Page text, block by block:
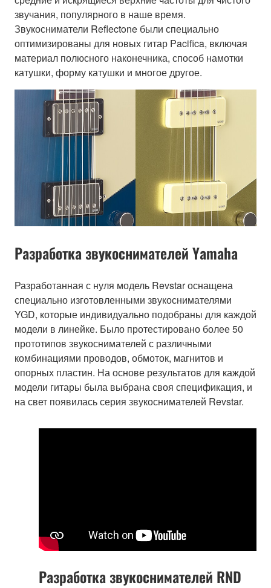
звучания, популярного в наше время.
Звукосниматели Reflectone были специально
оптимизированы для новых гитар Pacifica, включая
материал полюсного наконечника, способ намотки
катушки, форму катушки и многое другое.
Разработка звукоснимателей Yamaha
Разработанная с нуля модель Revstar оснащена
специально изготовленными звукоснимателями
YGD, которые индивидуально подобраны для каждой
модели в линейке. Было протестировано более 50
прототипов звукоснимателей с различными
комбинациями проводов, обмоток, магнитов и
опорных пластин. На основе результатов для каждой
модели гитары была выбрана своя спецификация, и
на свет появилась серия звукоснимателей Revstar.
Разработка звукоснимателей RND